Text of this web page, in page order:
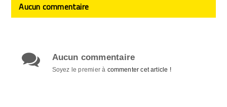
Aucun commentaire
Aucun commentaire
Soyez le premier à commenter cet article !